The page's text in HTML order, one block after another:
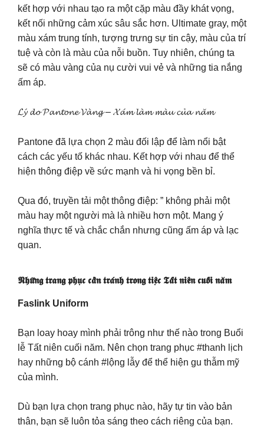
kết hợp với nhau tạo ra một cặp màu đầy khát vọng,
kết nối những cảm xúc sâu sắc hơn. Ultimate gray, một
màu xám trung tính, tượng trưng sự tin cậy, màu của trí
tuệ và còn là màu của nỗi buồn. Tuy nhiên, chúng ta
sẽ có màu vàng của nụ cười vui vẻ và những tia nắng
ấm áp.
𝓛𝔂́ 𝓭𝓸 𝓟𝓪𝓷𝓽𝓸𝓷𝓮 𝓥𝓪̀𝓷𝓰 – 𝓧𝓪́𝓶 𝓵𝓪̀𝓶 𝓶𝓪̀𝓾 𝓬𝓾̉𝓪 𝓷𝓪̆𝓶
Pantone đã lựa chọn 2 màu đối lập để làm nổi bật
cách các yếu tố khác nhau. Kết hợp với nhau để thể
hiện thông điệp về sức mạnh và hi vọng bền bỉ.
Qua đó, truyền tải một thông điệp: ” không phải một
màu hay một người mà là nhiều hơn một. Mang ý
nghĩa thực tế và chắc chắn nhưng cũng ấm áp và lạc
quan.
𝕹𝖍𝖚̛̃𝖓𝖌 𝖙𝖗𝖆𝖓𝖌 𝖕𝖍𝖚̣𝖈 𝖈𝖆̂̀𝖓 𝖙𝖗𝖆́𝖓𝖍 𝖙𝖗𝖔𝖓𝖌 𝖙𝖎𝖊̣̂𝖈 𝕿𝖆̂́𝖙 𝖓𝖎𝖊̂𝖓 𝖈𝖚𝖔̂́𝖎 𝖓𝖆̆𝖒
Faslink Uniform
Bạn loay hoay mình phải trông như thế nào trong Buổi
lễ Tất niên cuối năm. Nên chọn trang phục #thanh lịch
hay những bộ cánh #lộng lẫy để thể hiện gu thẫm mỹ
của mình.
Dù bạn lựa chọn trang phục nào, hãy tự tin vào bản
thân, bạn sẽ luôn tỏa sáng theo cách riêng của bạn.